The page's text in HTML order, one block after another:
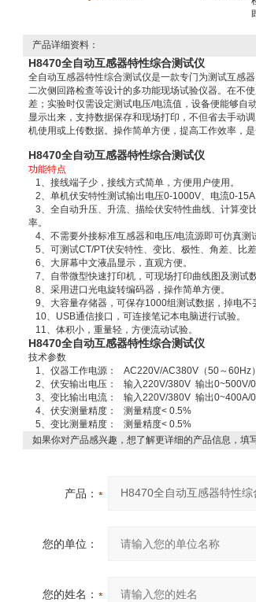
产品详细资料：
H8470全自动互感器特性综合测试仪
全自动互感器特性综合测试仪是一款专门为测试互感
二次侧回路检查等设计的多功能现场试验仪器。在不
差；实验时仅需设定测试电压/电流值，设备便能够自
显示出来，支持数据保存和现场打印，不但省去手动
机使用或上传数据。操作简单方便，提高工作效率，
H8470全自动互感器特性综合测试仪
功能特点
1、接线端子少，接线方式简单，方便用户使用。
2、单机伏安特性测试输出电压0-1000V、电流0-
3、全自动升压、升流、描绘伏安特性曲线、计算变
率。
4、不需要外接标准互感器和电压/电流源即可仿真测
5、可测试CT/PT伏安特性、变比、极性、角差、比
6、大屏幕中文液晶显示，直观方便。
7、自带微型快速打印机，可现场打印曲线图及测试数
8、采用进口光电旋转编码器，操作简单方便。
9、大容量存储器，可保存1000组测试数据，掉电不
10、USB通信接口，可连接笔记本电脑进行试验。
11、体积小，重量轻，方便流动试验。
H8470全自动互感器特性综合测试仪
技术参数
1、仪器工作电源： AC220V/AC380V（50～60Hz）
2、伏安输出电压： 输入220V/380V 输出0~500V/
3、变比输出电流： 输入220V/380V 输出0~400A/
4、伏安测量精度： 测量精度< 0.5%
5、变比测量精度： 测量精度< 0.5%
如果你对产品感兴趣，想了解更详细的产品信息，填
产品：
您的单位：
您的姓名：